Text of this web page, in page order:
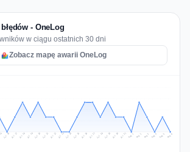
- OneLog
w ciągu ostatnich 30 dni
Zobacz mapę awarii OneLog
Jul 16 Jul 17 Jul 18 Jul 19 Jul 20 Jul 21 Jul 22 Jul 23 Jul 24 Jul 25 Jul 26 Jul 27 Jul 28 Jul 29 Jul 30 Jul 31 Aug 1 Aug 2 Aug 3 Aug 4 Aug 5 Aug 6